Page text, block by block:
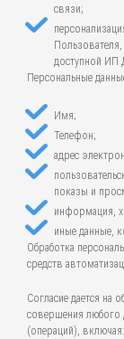
связи;
доступной ИП
Персональные
Имя;
Телефон;
адрес
показы и
информация,
иные данные,
Обработка
средств
Согласие дается на
совершения любого
(операций), включая: